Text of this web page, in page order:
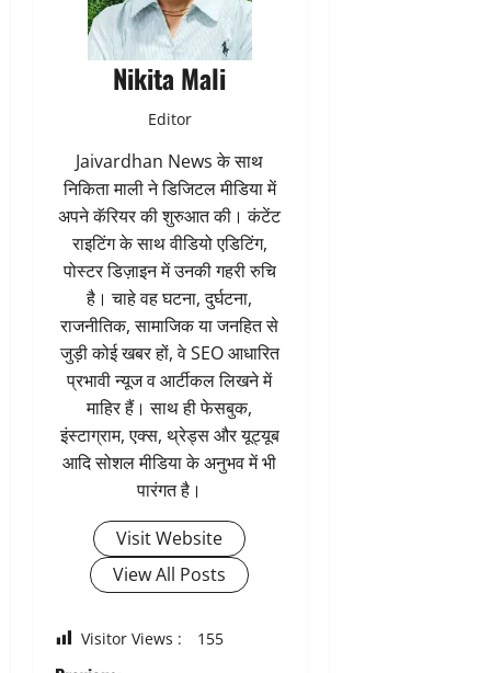
Nikita Mali
Editor
Jaivardhan News के साथ
निकिता माली ने डिजिटल मीडिया में
अपने कॅरियर की शुरुआत की। कंटेंट
राइटिंग के साथ वीडियो एडिटिंग,
पोस्टर डिज़ाइन में उनकी गहरी रुचि
है। चाहे वह घटना, दुर्घटना,
राजनीतिक, सामाजिक या जनहित से
जुड़ी कोई खबर हों, वे SEO आधारित
प्रभावी न्यूज व आर्टीकल लिखने में
माहिर हैं। साथ ही फेसबुक,
इंस्टाग्राम, एक्स, थ्रेड्स और यूट्यूब
आदि सोशल मीडिया के अनुभव में भी
पारंगत है।
Visit Website
View All Posts
Visitor Views : 155